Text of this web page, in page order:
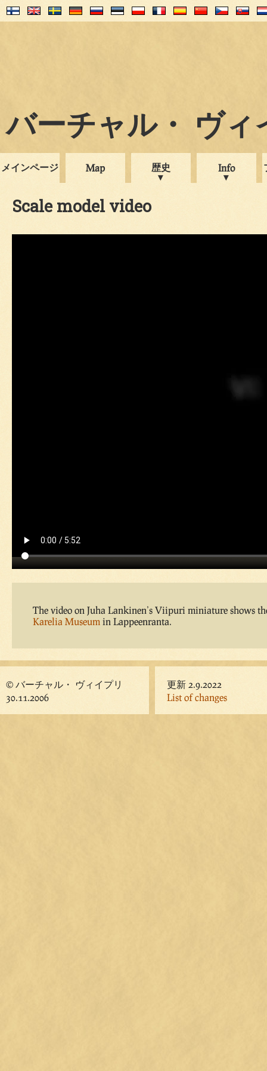
バーチャル・ ヴィ
メインページ Map 歴史 Info
Scale model video
The video on Juha Lankinen’s Viipuri miniature shows
Karelia Museum in Lappeenranta.
© バーチャル・ ヴィイプリ
30.11.2006
更新 2.9.2022
List of changes